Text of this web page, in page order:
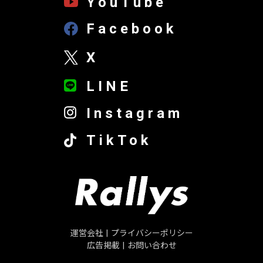
Facebook
X
LINE
Instagram
TikTok
運営会社
プライバシーポリシー
広告掲載
お問い合わせ